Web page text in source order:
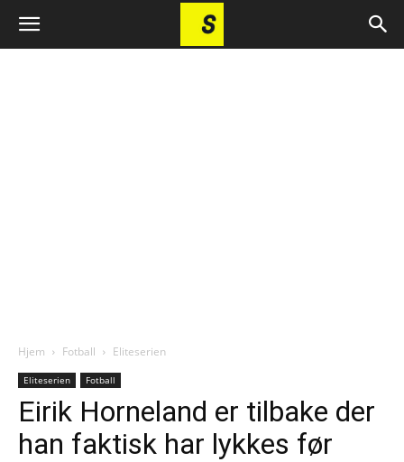
Hjem Fotball Eliteserien
Eliteserien Fotball
Eirik Horneland er tilbake der
han faktisk har lykkes før